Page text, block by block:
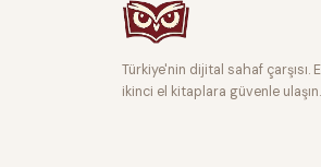
Türkiye'nin dijital sahaf çarşısı.
ikinci el kitaplara güvenle ulaşın.